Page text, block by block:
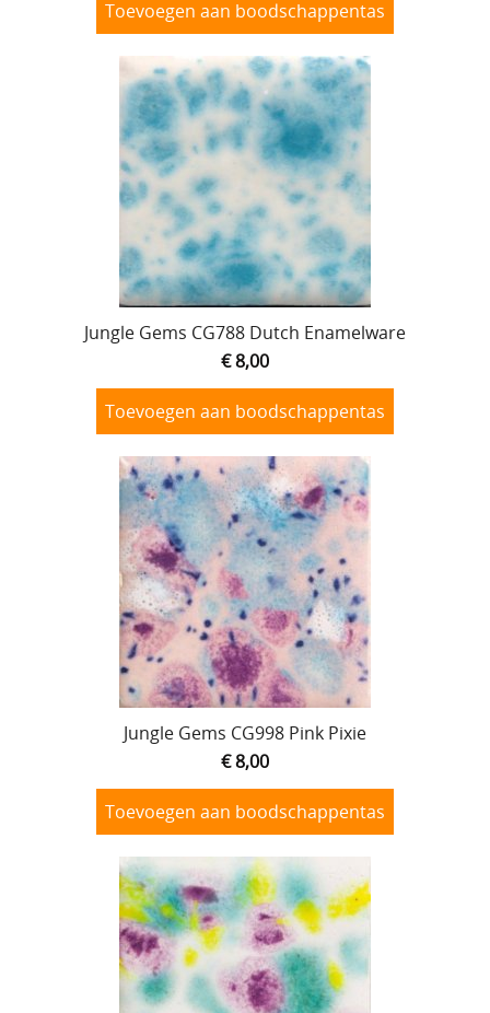
Toevoegen aan boodschappentas
Jungle Gems CG788 Dutch Enamelware
€ 8,00
Toevoegen aan boodschappentas
Jungle Gems CG998 Pink Pixie
€ 8,00
Toevoegen aan boodschappentas